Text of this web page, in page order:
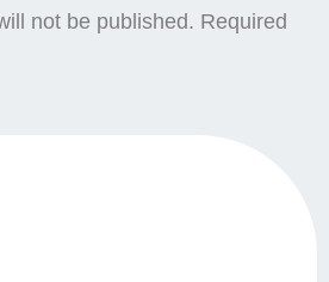
not be published. Required